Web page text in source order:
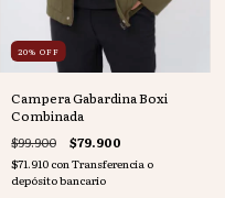
20% OFF
Campera Gabardina Boxi
Combinada
$99.900 $79.900
$71.910 conTransferencia o
depósito bancario